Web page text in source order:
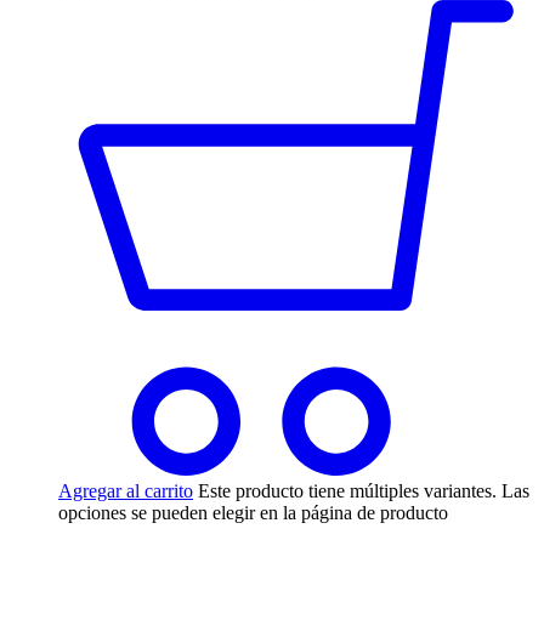
Agregar al carrito Este producto tiene múltiples variantes. Las
opciones se pueden elegir en la página de producto